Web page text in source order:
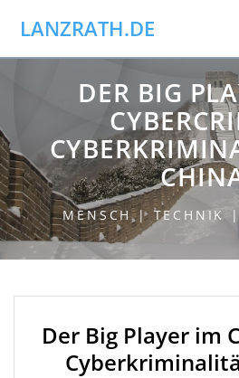
LANZRATH.DE
DER BIG
MENSCH | TECHNIK |
Der Big Player im